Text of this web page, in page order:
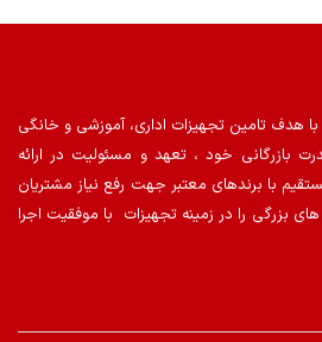
هدف تامین تجهیزات اداری، آموزشی و خانگی
بازرگانی خود ، تعهد و مسئولیت در ارائه
با برندهای معتبر جهت رفع نیاز مشتریان
بزرگی را در زمینه تجهیزات با موفقیت اجرا